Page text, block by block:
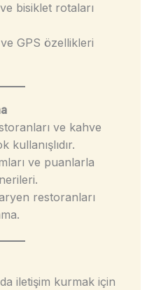
bisiklet rotaları
GPS özellikleri
ve kahve
kullanışlıdır.
ve puanlarla
restoranları
iletişim kurmak için